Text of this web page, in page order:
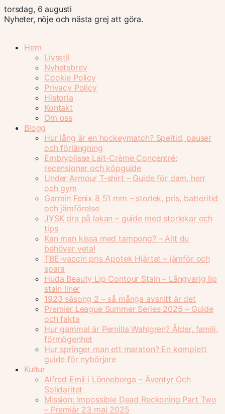
torsdag, 6 augusti
Nyheter, nöje och nästa grej att göra.
Hem
Livsstil
Nyhetsbrev
Cookie Policy
Privacy Policy
Historia
Kontakt
Om oss
Blogg
Hur lång är en hockeymatch? Speltid, pauser
och förlängning
Embryolisse Lait-Crème Concentré:
recensioner och köpguide
Under Armour T-shirt – Guide för dam, herr
och gym
Garmin Fenix 8 51 mm – storlek, pris, batteritid
och jämförelse
JYSK dra på lakan – guide med storlekar och
tips
Kan man kissa med tampong? – Allt du
behöver veta!
TBE-vaccin pris Apotek Hjärtat – jämför och
spara
Huda Beauty Lip Contour Stain – Långvarig lip
stain liner
1923 säsong 2 – så många avsnitt är det
Premier League Summer Series 2025 – Guide
och fakta
Hur gammal är Pernilla Wahlgren? Ålder, familj,
förmögenhet
Hur springer man ett maraton? En komplett
guide för nybörjare
Kultur
Alfred Emil i Lönneberga – Äventyr Och
Solidaritet
Mission: Impossible Dead Reckoning Part Two
– Premiär 23 maj 2025